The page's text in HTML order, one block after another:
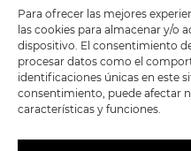
Para ofrecer las mejores
las cookies para almacenar y/o
dispositivo. El consentimiento
procesar datos como el
identificaciones únicas en este
consentimiento, puede afectar
características y funciones.
LEGAL
POLÍTICA DE
PRIVACIDAD
TÉRMINOS Y
CONDICIONES
GENERALES DE LA
POLÍTICA DE COOKIES